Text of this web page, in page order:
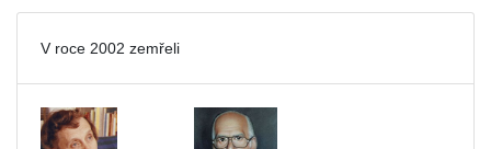
V roce 2002 zemřeli